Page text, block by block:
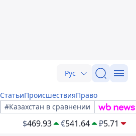
Рус
СтатьиПроисшествияПраво
#Казахстан в сравнении
$469.93 €541.64 ₽5.71